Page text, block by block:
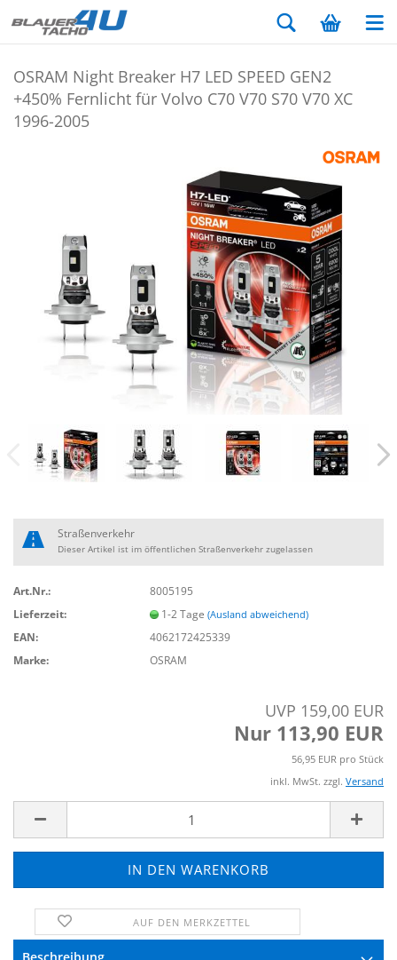
OSRAM Night Brea­ker H7 LED SPEED GEN2
+450% Fern­licht für Volvo C70 V70 S70 V70 XC
1996-​2005
Art.Nr.:
8005195
Lieferzeit:
1-2 Tage(Ausland abweichend)
EAN:
4062172425339
Marke:
OSRAM
Straßenverkehr
Dieser Artikel ist im öffentlichen Straßenverkehr zugelassen
UVP 159,00 EUR
Nur 113,90 EUR
56,95 EUR pro Stück
inkl. MwSt. zzgl. Versand
AUF DEN MERKZETTEL